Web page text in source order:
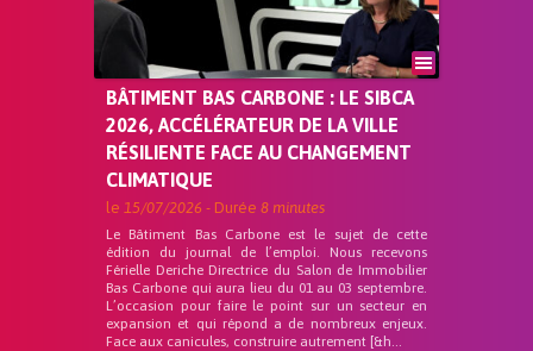
BÂTIMENT BAS CARBONE : LE SIBCA
2026, ACCÉLÉRATEUR DE LA VILLE
RÉSILIENTE FACE AU CHANGEMENT
CLIMATIQUE
le 15/07/2026 - Durée 8 minutes
Le Bâtiment Bas Carbone est le sujet de cette
édition du journal de l’emploi. Nous recevons
Férielle Deriche Directrice du Salon de Immobilier
Bas Carbone qui aura lieu du 01 au 03 septembre.
L’occasion pour faire le point sur un secteur en
expansion et qui répond a de nombreux enjeux.
Face aux canicules, construire autrement [&h...